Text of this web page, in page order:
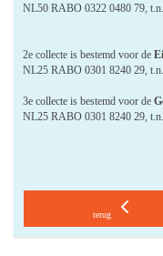
NL50 RABO 0322 0480 79,
2e collecte is bestemd voor de
NL25 RABO 0301 8240 29,
3e collecte is bestemd voor de
NL25 RABO 0301 8240 29,
terug